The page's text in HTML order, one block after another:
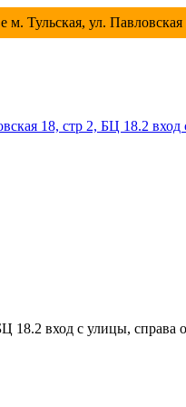
м. Тульская, ул.
18, стр 2, БЦ 18.2 вход
18.2 вход с улицы, справа